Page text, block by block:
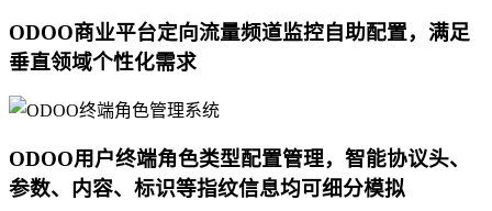
ODOO商业平台定向流量频道监控自助配置，满足
垂直领域个性化需求
ODOO用户终端角色类型配置管理，智能协议头、
参数、内容、标识等指纹信息均可细分模拟